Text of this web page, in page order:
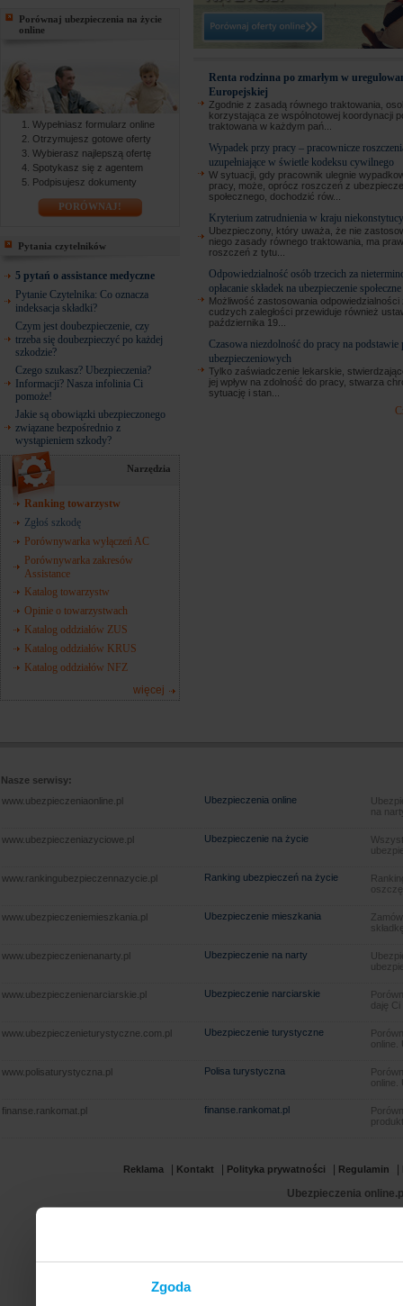
Zgoda
Porównaj ubezpieczenia na życie
online
Wypełniasz formularz online
Otrzymujesz gotowe oferty
Wybierasz najlepszą ofertę
Spotykasz się z agentem
Podpisujesz dokumenty
PORÓWNAJ!
Pytania czytelników
5 pytań o assistance medyczne
Pytanie Czytelnika: Co oznacza
indeksacja składki?
Czym jest doubezpieczenie, czy
trzeba się doubezpieczyć po każdej
szkodzie?
Czego szukasz? Ubezpieczenia?
Informacji? Nasza infolinia Ci
pomoże!
Jakie są obowiązki ubezpieczonego
związane bezpośrednio z
wystąpieniem szkody?
Narzędzia
Ranking towarzystw
Zgłoś szkodę
Porównywarka wyłączeń AC
Porównywarka zakresów
Assistance
Katalog towarzystw
Opinie o towarzystwach
Katalog oddziałów ZUS
Katalog oddziałów KRUS
Katalog oddziałów NFZ
więcej
Renta rodzinna po zmarłym w
Europejskiej
Zgodnie z zasadą równego traktowania,
korzystająca ze wspólnotowej koordynacji
traktowana w każdym pań...
Wypadek przy pracy – pracownicze
uzupełniające w świetle kodeksu cywilnego
W sytuacji, gdy pracownik ulegnie
pracy, może, oprócz roszczeń z
społecznego, dochodzić rów...
Kryterium zatrudnienia w kraju
Ubezpieczony, który uważa, że nie
niego zasady równego traktowania, ma
roszczeń z tytu...
Odpowiedzialność osób trzecich za
opłacanie składek na ubezpieczenie społeczne
Możliwość zastosowania odpowiedzialności
cudzych zaległości przewiduje również
października 19...
Czasowa niezdolność do pracy na podstawie
ubezpieczeniowych
Tylko zaświadczenie lekarskie,
jej wpływ na zdolność do pracy, stwarza
sytuację i stan...
Nasze serwisy:
www.ubezpieczeniaonline.pl
Ubezpieczenia online
na
www.ubezpieczeniazyciowe.pl Ubezpieczenie na życie
www.rankingubezpieczennazycie.pl Ranking ubezpieczeń na życie
www.ubezpieczeniemieszkania.pl Ubezpieczenie mieszkania
www.ubezpieczenienanarty.pl Ubezpieczenie na narty
www.ubezpieczenienarciarskie.pl Ubezpieczenie narciarskie
daję
www.ubezpieczenieturystyczne.com.pl Ubezpieczenie turystyczne
www.polisaturystyczna.pl Polisa turystyczna
finanse.rankomat.pl finanse.rankomat.pl
Reklama Kontakt Polityka prywatności Regulamin
Ubezpieczenia